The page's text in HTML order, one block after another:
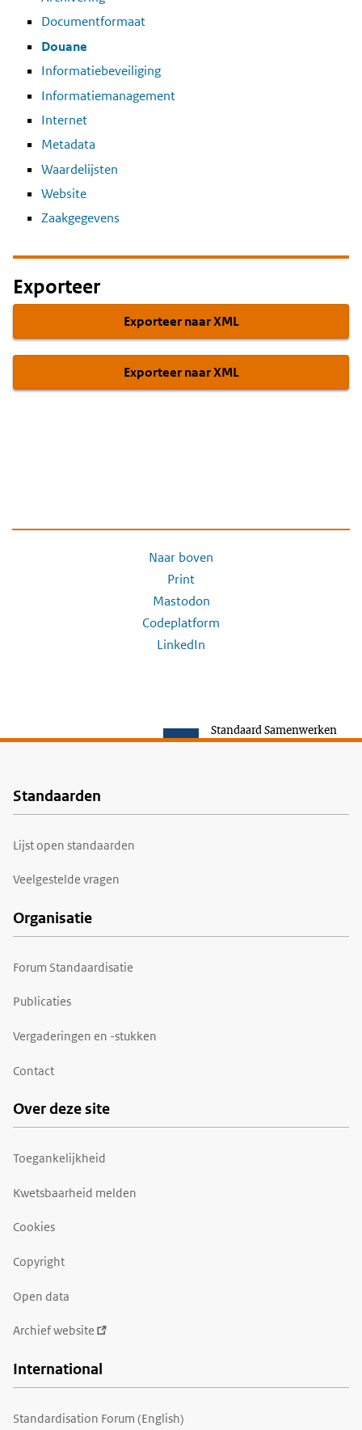
Documentformaat
Douane
Informatiebeveiliging
Informatiemanagement
Internet
Metadata
Waardelijsten
Website
Zaakgegevens
Exporteer
Exporteer naar XML
Exporteer naar XML
Naar boven
Print
Mastodon
Codeplatform
LinkedIn
Standaard Samenwerken
Voet
Standaarden
Lijst open standaarden
Veelgestelde vragen
Organisatie
Forum Standaardisatie
Publicaties
Vergaderingen en -stukken
Contact
Over deze site
Toegankelijkheid
Kwetsbaarheid melden
Cookies
Copyright
Open data
Archief website
International
Standardisation Forum (English)